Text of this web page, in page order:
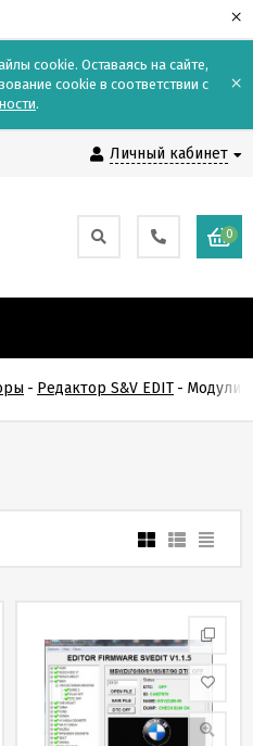
×
cookie. Оставаясь на сайте,
cookie в соответствии с
.
×
Личный кабинет
0
- Редактор S&V EDIT - Модули